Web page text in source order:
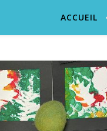
ACCUEIL